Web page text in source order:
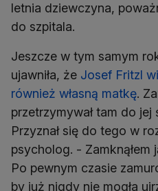
letnia dziewczyna,
do szpitala.
Jeszcze w tym samym
ujawniła, że Josef Fritzl
również własną matkę.
przetrzymywał tam do jej
Przyznał się do tego w
psycholog. - Zamknąłem
Po pewnym czasie
by już nigdy nie mogła